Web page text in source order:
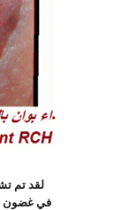
لقد تم
في غضون